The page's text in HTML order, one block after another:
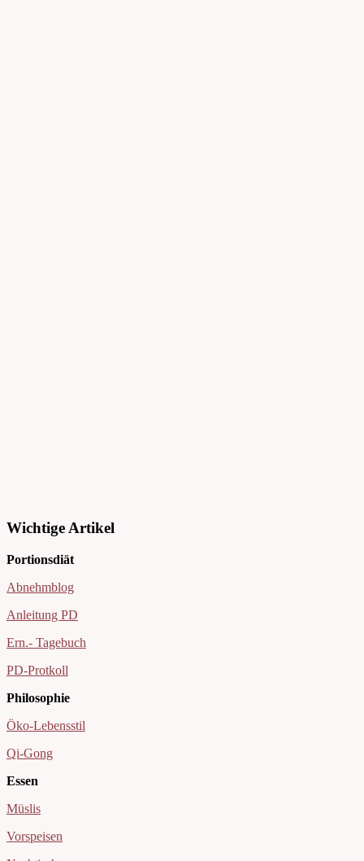
Wichtige Artikel
Portionsdiät
Abnehmblog
Anleitung PD
Ern.- Tagebuch
PD-Protkoll
Philosophie
Öko-Lebensstil
Qi-Gong
Essen
Müslis
Vorspeisen